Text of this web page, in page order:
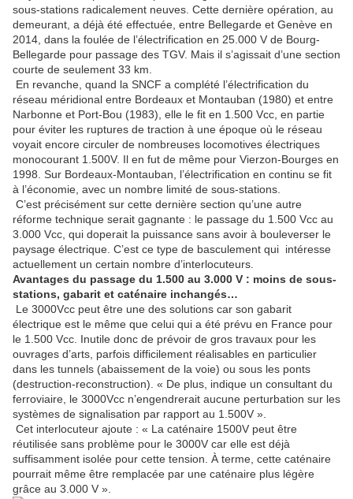
sous-stations radicalement neuves. Cette dernière opération, au
demeurant, a déjà été effectuée, entre Bellegarde et Genève en
2014, dans la foulée de l’électrification en 25.000 V de Bourg-
Bellegarde pour passage des TGV. Mais il s’agissait d’une section
courte de seulement 33 km.
En revanche, quand la SNCF a complété l’électrification du
réseau méridional entre Bordeaux et Montauban (1980) et entre
Narbonne et Port-Bou (1983), elle le fit en 1.500 Vcc, en partie
pour éviter les ruptures de traction à une époque où le réseau
voyait encore circuler de nombreuses locomotives électriques
monocourant 1.500V. Il en fut de même pour Vierzon-Bourges en
1998. Sur Bordeaux-Montauban, l’électrification en continu se fit
à l’économie, avec un nombre limité de sous-stations.
C’est précisément sur cette dernière section qu’une autre
réforme technique serait gagnante : le passage du 1.500 Vcc au
3.000 Vcc, qui doperait la puissance sans avoir à bouleverser le
paysage électrique. C’est ce type de basculement qui intéresse
actuellement un certain nombre d’interlocuteurs.
Avantages du passage du 1.500 au 3.000 V : moins de sous-
stations, gabarit et caténaire inchangés…
Le 3000Vcc peut être une des solutions car son gabarit
électrique est le même que celui qui a été prévu en France pour
le 1.500 Vcc. Inutile donc de prévoir de gros travaux pour les
ouvrages d’arts, parfois difficilement réalisables en particulier
dans les tunnels (abaissement de la voie) ou sous les ponts
(destruction-reconstruction). « De plus, indique un consultant du
ferroviaire, le 3000Vcc n’engendrerait aucune perturbation sur les
systèmes de signalisation par rapport au 1.500V ».
Cet interlocuteur ajoute : « La caténaire 1500V peut être
réutilisée sans problème pour le 3000V car elle est déjà
suffisamment isolée pour cette tension. À terme, cette caténaire
pourrait même être remplacée par une caténaire plus légère
grâce au 3.000 V ».